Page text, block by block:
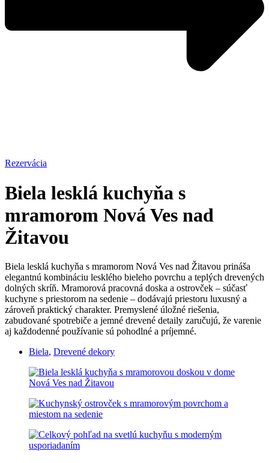
Rezervácia
Biela lesklá kuchyňa s
mramorom Nová Ves nad
Žitavou
Biela lesklá kuchyňa s mramorom Nová Ves nad Žitavou prináša
elegantnú kombináciu lesklého bieleho povrchu a teplých drevených
dolných skríň. Mramorová pracovná doska a ostrovček – súčasť
kuchyne s priestorom na sedenie – dodávajú priestoru luxusný a
zároveň praktický charakter. Premyslené úložné riešenia,
zabudované spotrebiče a jemné drevené detaily zaručujú, že varenie
aj každodenné používanie sú pohodlné a príjemné.
Biela, Drevené dekory